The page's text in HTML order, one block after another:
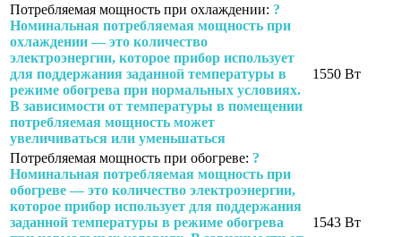
Потребляемая мощность при охлаждении: ?
Номинальная потребляемая мощность при
охлаждении — это количество
электроэнергии, которое прибор использует
для поддержания заданной температуры в
режиме обогрева при нормальных условиях.
В зависимости от температуры в помещении
потребляемая мощность может
увеличиваться или уменьшаться
1550 Вт
Потребляемая мощность при обогреве: ?
Номинальная потребляемая мощность при
обогреве — это количество электроэнергии,
которое прибор использует для поддержания
заданной температуры в режиме обогрева
1543 Вт